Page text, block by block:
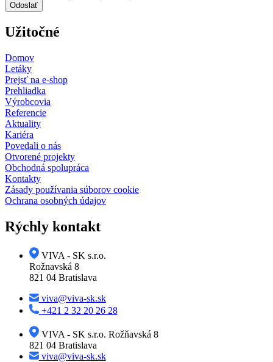
Odoslať
Užitočné
Domov
Letáky
Prejsť na e-shop
Prehliadka
Výrobcovia
Referencie
Aktuality
Kariéra
Povedali o nás
Otvorené projekty
Obchodná spolupráca
Kontakty
Zásady používania súborov cookie
Ochrana osobných údajov
Rýchly kontakt
VIVA - SK s.r.o.
Rožnavská 8
821 04 Bratislava
viva@viva-sk.sk
+421 2 32 20 26 28
VIVA - SK s.r.o. Rožňavská 8
821 04 Bratislava
viva@viva-sk.sk